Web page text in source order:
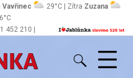
452 210 |
Vavřinec 29°C | Zítra Zuzana